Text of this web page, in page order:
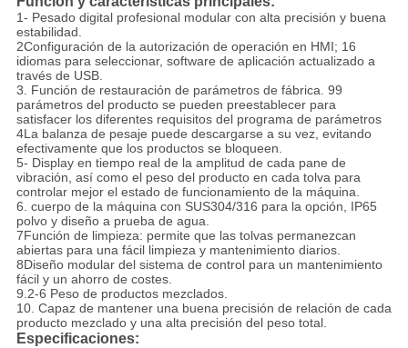
1- Pesado digital profesional modular con alta precisión y buena
estabilidad.
2Configuración de la autorización de operación en HMI; 16
idiomas para seleccionar, software de aplicación actualizado a
través de USB.
3. Función de restauración de parámetros de fábrica. 99
parámetros del producto se pueden preestablecer para
satisfacer los diferentes requisitos del programa de parámetros
4La balanza de pesaje puede descargarse a su vez, evitando
efectivamente que los productos se bloqueen.
5- Display en tiempo real de la amplitud de cada pane de
vibración, así como el peso del producto en cada tolva para
controlar mejor el estado de funcionamiento de la máquina.
6. cuerpo de la máquina con SUS304/316 para la opción, IP65
polvo y diseño a prueba de agua.
7Función de limpieza: permite que las tolvas permanezcan
abiertas para una fácil limpieza y mantenimiento diarios.
8Diseño modular del sistema de control para un mantenimiento
fácil y un ahorro de costes.
9.2-6 Peso de productos mezclados.
10. Capaz de mantener una buena precisión de relación de cada
producto mezclado y una alta precisión del peso total.
Especificaciones: